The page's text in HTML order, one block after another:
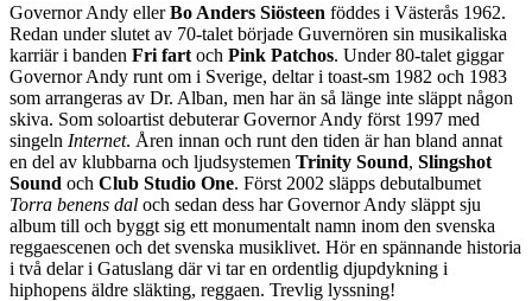
Governor Andy ellerBo Anders Siösteen föddes i Västerås 1962.
Redan under slutet av 70-talet började Guvernören sin musikaliska
karriär i banden Fri fart och Pink Patchos. Under 80-talet giggar
Governor Andy runt om i Sverige, deltar i toast-sm 1982 och 1983
som arrangeras av Dr. Alban, men har än så länge inte släppt någon
skiva. Som soloartist debuterar Governor Andy först 1997 med
singeln Internet. Åren innan och runt den tiden är han bland annat
en del av klubbarna och ljudsystemen Trinity Sound, Slingshot
Sound och Club Studio One. Först 2002 släpps debutalbumet
Torra benens dal och sedan dess har Governor Andy släppt sju
album till och byggt sig ett monumentalt namn inom den svenska
reggaescenen och det svenska musiklivet. Hör en spännande historia
i två delar i Gatuslang där vi tar en ordentlig djupdykning i
hiphopens äldre släkting, reggaen. Trevlig lyssning!